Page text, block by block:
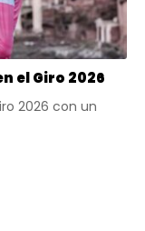
el Giro 2026
2026 con un